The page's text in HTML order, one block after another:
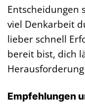
Entscheidungen
viel Denkarbeit
lieber schnell
bereit bist, dich
Empfehlungen